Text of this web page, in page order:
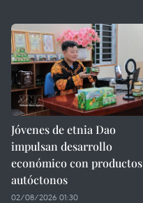
Jóvenes de etnia Dao
impulsan desarrollo
económico con productos
autóctonos
02/08/2026 01:30